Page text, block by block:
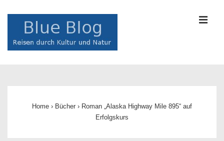
Home › Bücher › Roman „Alaska Highway Mile 895“ auf
Erfolgskurs